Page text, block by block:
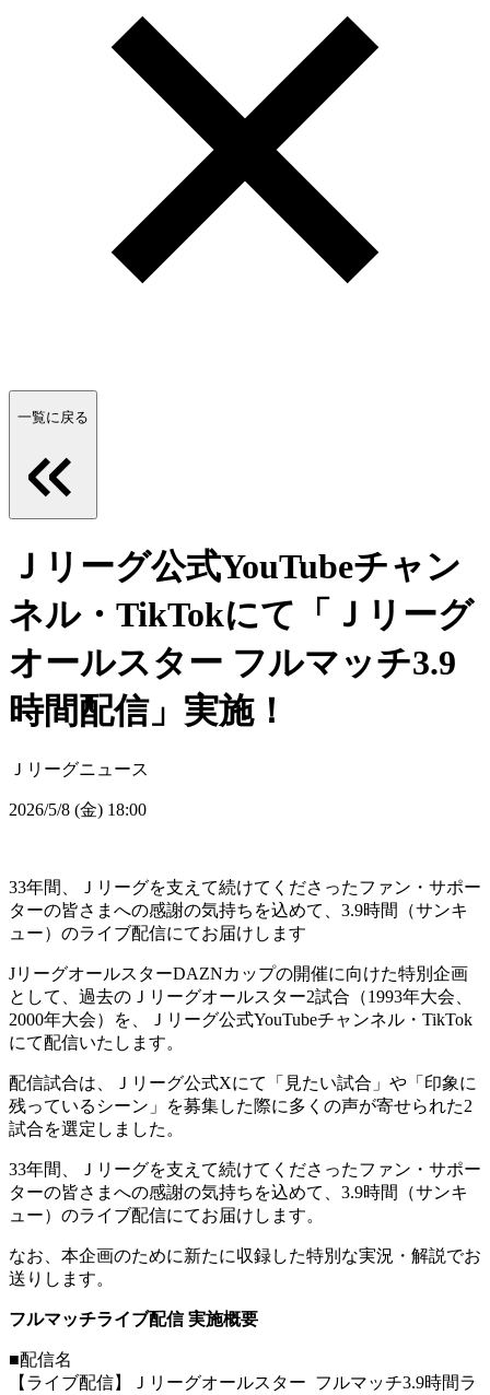
一覧に戻る
Ｊリーグ公式YouTubeチャン
ネル・TikTokにて「Ｊリーグ
オールスター フルマッチ3.9
時間配信」実施！
Ｊリーグニュース
2026/5/8 (金) 18:00
33年間、Ｊリーグを支えて続けてくださったファン・サポー
ターの皆さまへの感謝の気持ちを込めて、3.9時間（サンキ
ュー）のライブ配信にてお届けします
JリーグオールスターDAZNカップの開催に向けた特別企画
として、過去のＪリーグオールスター2試合（1993年大会、
2000年大会）を、Ｊリーグ公式YouTubeチャンネル・TikTok
にて配信いたします。
配信試合は、Ｊリーグ公式Xにて「見たい試合」や「印象に
残っているシーン」を募集した際に多くの声が寄せられた2
試合を選定しました。
33年間、Ｊリーグを支えて続けてくださったファン・サポー
ターの皆さまへの感謝の気持ちを込めて、3.9時間（サンキ
ュー）のライブ配信にてお届けします。
なお、本企画のために新たに収録した特別な実況・解説でお
送りします。
フルマッチライブ配信 実施概要
■配信名
【ライブ配信】Ｊリーグオールスター フルマッチ3.9時間ラ